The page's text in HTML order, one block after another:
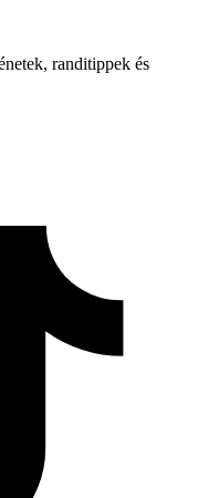
randitippek és